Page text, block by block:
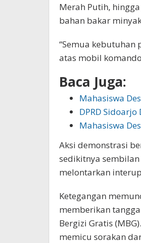
Merah Putih,
bahan bakar
“Semua kebutuhan
atas mobil
Baca Juga:
Mahasiswa
DPRD
Mahasiswa
Aksi demonstrasi
sedikitnya
melontarkan
Ketegangan
memberikan
Bergizi Gratis
memicu sorakan